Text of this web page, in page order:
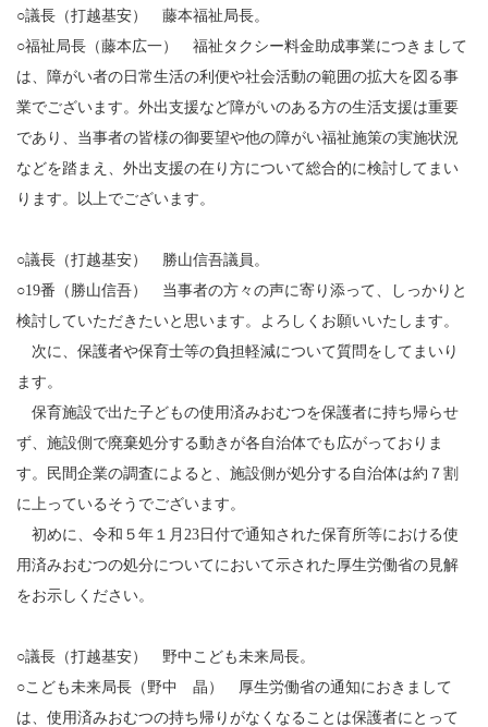
○議長（打越基安） 藤本福祉局長。
○福祉局長（藤本広一） 福祉タクシー料金助成事業につきまして
は、障がい者の日常生活の利便や社会活動の範囲の拡大を図る事
業でございます。外出支援など障がいのある方の生活支援は重要
であり、当事者の皆様の御要望や他の障がい福祉施策の実施状況
などを踏まえ、外出支援の在り方について総合的に検討してまい
ります。以上でございます。
○議長（打越基安） 勝山信吾議員。
○19番（勝山信吾） 当事者の方々の声に寄り添って、しっかりと
検討していただきたいと思います。よろしくお願いいたします。
次に、保護者や保育士等の負担軽減について質問をしてまいり
ます。
保育施設で出た子どもの使用済みおむつを保護者に持ち帰らせ
ず、施設側で廃棄処分する動きが各自治体でも広がっておりま
す。民間企業の調査によると、施設側が処分する自治体は約７割
に上っているそうでございます。
初めに、令和５年１月23日付で通知された保育所等における使
用済みおむつの処分についてにおいて示された厚生労働省の見解
をお示しください。
○議長（打越基安） 野中こども未来局長。
○こども未来局長（野中 晶） 厚生労働省の通知におきまして
は、使用済みおむつの持ち帰りがなくなることは保護者にとって